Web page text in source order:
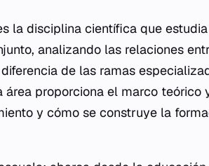
la disciplina científica que
analizando las relaciones
de las ramas
área proporciona el marco teórico
y cómo se construye la